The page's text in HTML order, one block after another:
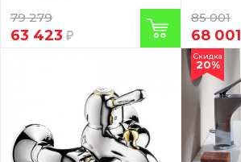
79 279
63 423
85 001
68 001
Скидка
20%